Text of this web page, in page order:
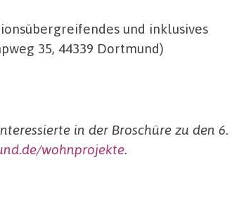
und inklusives
35, 44339 Dortmund)
in der Broschüre zu den 6.
wohnprojekte.